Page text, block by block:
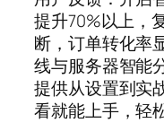
提升70%以上，
断，订单转化率
线与服务器智能
提供从设置到实
看就能上手，轻